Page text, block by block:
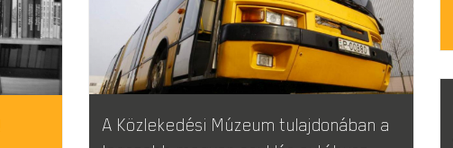
A Közlekedési Múzeum tulajdonában a